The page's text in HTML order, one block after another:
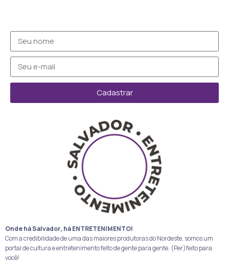
Cadastrar
Onde há Salvador, há ENTRETENIMENTO!
Com a credibilidade de uma das maiores produtoras do Nordeste, somos um
portal de cultura e entretenimento feito de gente para gente. (Per)feito para
você!